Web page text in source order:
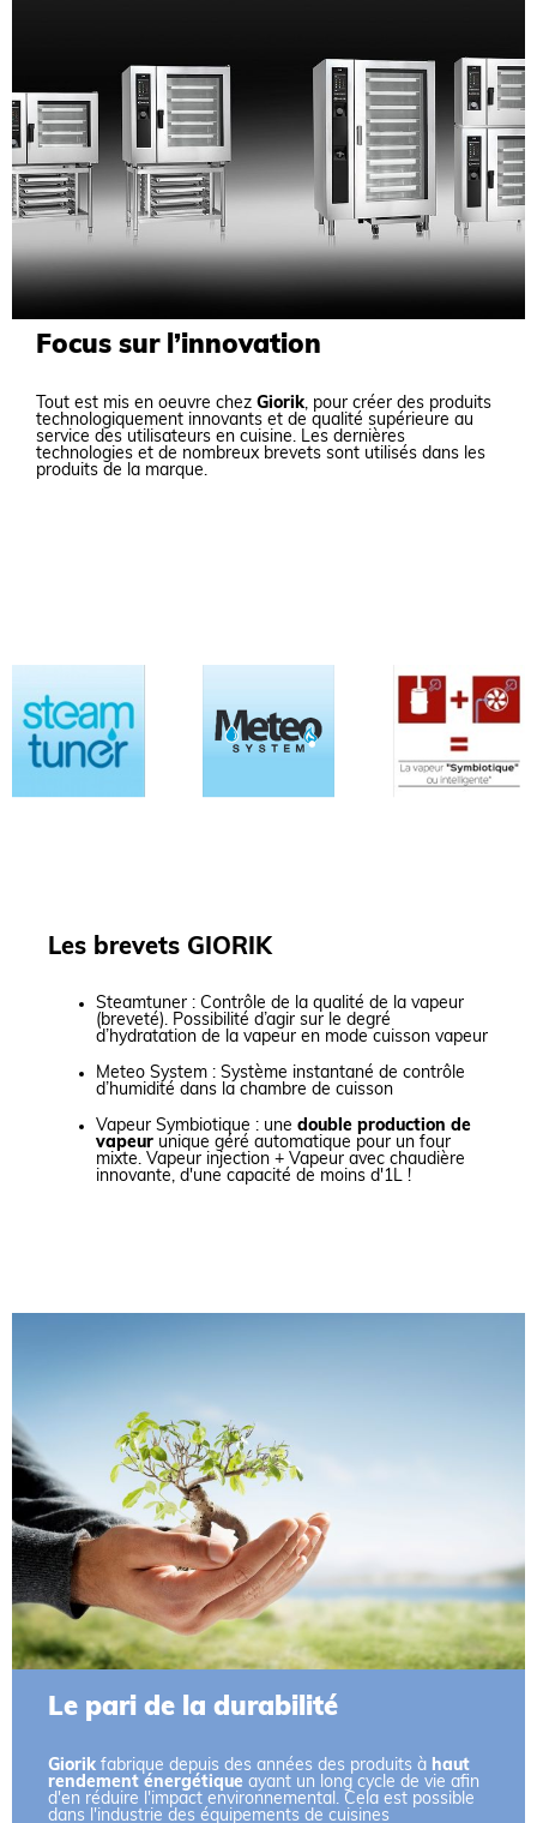
Focus sur l’innovation
Tout est mis en oeuvre chez Giorik, pour créer des produits
technologiquement innovants et de qualité supérieure au
service des utilisateurs en cuisine. Les dernières
technologies et de nombreux brevets sont utilisés dans les
produits de la marque.
Les brevets GIORIK
Steamtuner : Contrôle de la qualité de la vapeur
(breveté). Possibilité d’agir sur le degré
d’hydratation de la vapeur en mode cuisson vapeur
Meteo System : Système instantané de contrôle
d’humidité dans la chambre de cuisson
Vapeur Symbiotique : une double production de
vapeur unique géré automatique pour un four
mixte. Vapeur injection + Vapeur avec chaudière
innovante, d'une capacité de moins d'1L !
Le pari de la durabilité
Giorik fabrique depuis des années des produits à haut
rendement énergétique ayant un long cycle de vie afin
d'en réduire l'impact environnemental. Cela est possible
dans l'industrie des équipements de cuisines